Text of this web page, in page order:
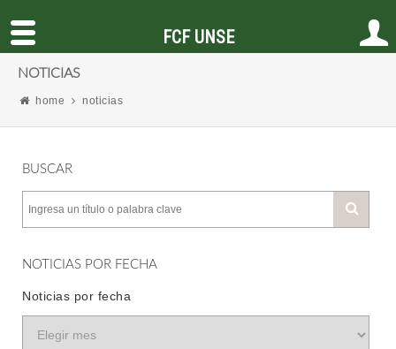
NOTICIAS
home noticias
BUSCAR
NOTICIAS POR FECHA
Noticias por fecha
FCF UNSE